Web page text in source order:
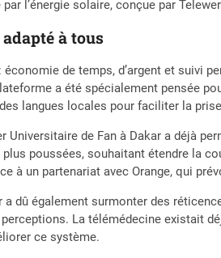
l’énergie solaire, conçue par
à tous
de temps, d’argent et suivi
a été spécialement pensée
langues locales pour faciliter la
de Fan à Dakar a déjà
poussées, souhaitant étendre la
à un partenariat avec Orange, qui
dû également surmonter des
La télémédecine existait
ce système.